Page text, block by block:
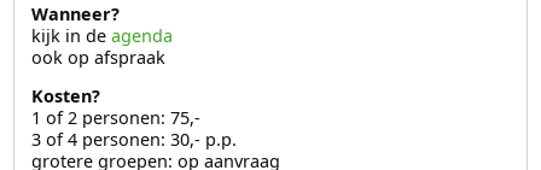
Wanneer?
kijk in deagenda
ook op afspraak
Kosten?
1 of 2 personen: 75,-
3 of 4 personen: 30,- p.p.
grotere groepen: op aanvraag